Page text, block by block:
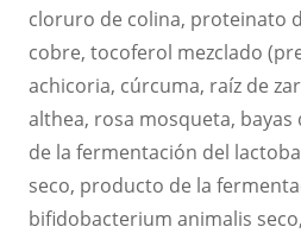
cloruro de colina, proteinato
cobre, tocoferol mezclado
achicoria, cúrcuma, raíz de
althea, rosa mosqueta,
de la fermentación del
seco, producto de la
bifidobacterium animalis